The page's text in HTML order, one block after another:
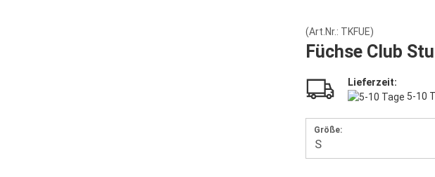
(Art.Nr.: TKFUE)
Füchse Club
Lieferzeit:
5-10
Größe: